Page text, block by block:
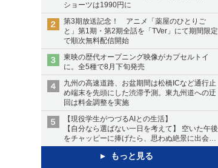
ショーツは1990円に
第3期放送記念！ アニメ「薬屋のひとりご
と」第1期・第2期全話を「TVer」にて期間限定
で順次無料配信開始
東映の歴代オープニング映像がカプセルトイ
に。全5種で8月下旬発売
九州の高速道路、お盆期間は松橋ICなど通行止
め端末を先頭にした渋滞予測。東九州道への迂
回は料金調整を実施
【現役学生がつづるAIとの生活】
【自分なら選ばない一日を考えて】 空いた午後
をチャッピーに捧げたら、思わぬ絶景に出会っ
た話
もっと見る